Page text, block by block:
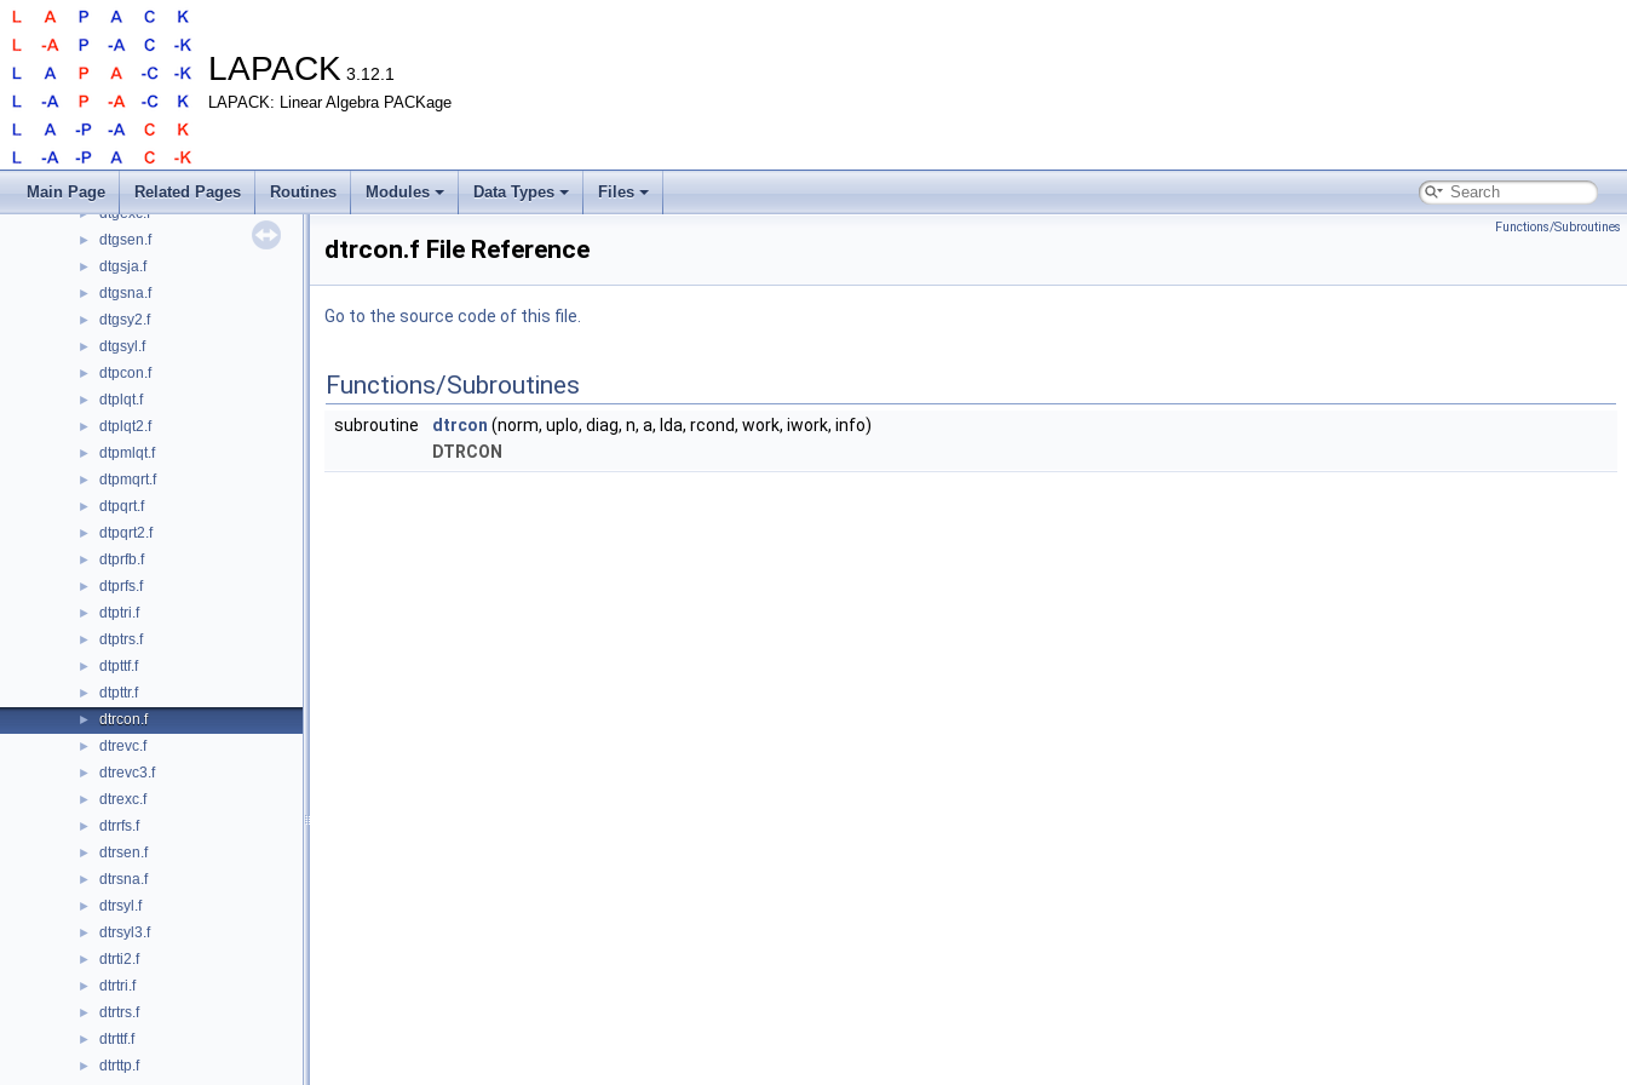
LAPACK 3.12.1
LAPACK: Linear Algebra PACKage
Main Page Related Pages Routines Modules Data Types Files
► dtbtrs.f
► dtfsm.f
► dtftri.f
► dtfttp.f
► dtfttr.f
► dtgevc.f
► dtgex2.f
► dtgexc.f
► dtgsen.f
► dtgsja.f
► dtgsna.f
► dtgsy2.f
► dtgsyl.f
► dtpcon.f
► dtplqt.f
► dtplqt2.f
► dtpmlqt.f
► dtpmqrt.f
► dtpqrt.f
► dtpqrt2.f
► dtprfb.f
► dtprfs.f
► dtptri.f
► dtptrs.f
► dtpttf.f
► dtpttr.f
► dtrcon.f
► dtrevc.f
► dtrevc3.f
► dtrexc.f
► dtrrfs.f
► dtrsen.f
► dtrsna.f
► dtrsyl.f
► dtrsyl3.f
► dtrti2.f
► dtrtri.f
► dtrtrs.f
► dtrttf.f
►
dtrttp.f
Functions/Subroutines
dtrcon.f File Reference
Go to the source code of this file.
Functions/Subroutines
subroutine dtrcon (norm, uplo, diag, n, a, lda, rcond, work, iwork, info)
DTRCON